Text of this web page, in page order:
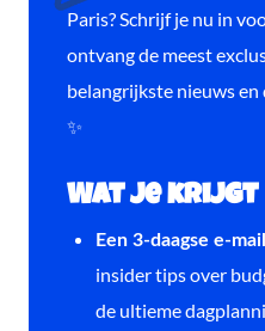
Paris? Schrijf je nu in
ontvang de meest
belangrijkste nieuws
✨
Wat je krijgt
Een 3-daagse e-
insider tips over
de ultieme